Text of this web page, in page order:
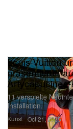
Kunst
Louis Vuitton
präsentieren
11 verspielte
Installation.
Oct 21, 2025